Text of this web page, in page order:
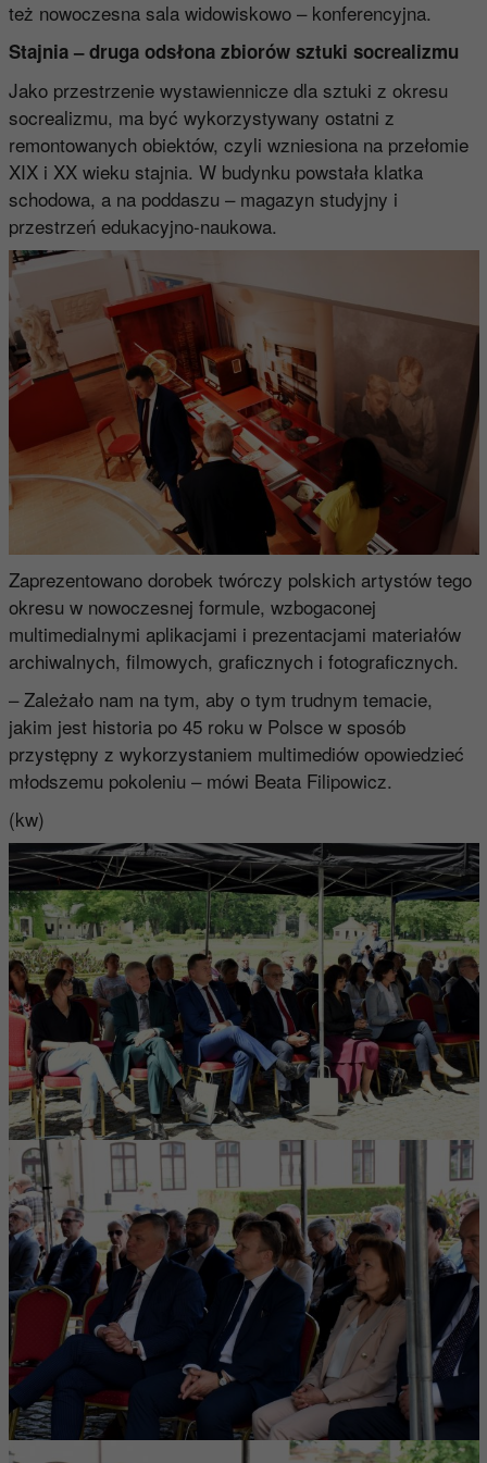
też nowoczesna sala widowiskowo – konferencyjna.
Stajnia – druga odsłona zbiorów sztuki socrealizmu
Jako przestrzenie wystawiennicze dla sztuki z okresu
socrealizmu, ma być wykorzystywany ostatni z
remontowanych obiektów, czyli wzniesiona na przełomie
XIX i XX wieku stajnia. W budynku powstała klatka
schodowa, a na poddaszu – magazyn studyjny i
przestrzeń edukacyjno-naukowa.
Zaprezentowano dorobek twórczy polskich artystów tego
okresu w nowoczesnej formule, wzbogaconej
multimedialnymi aplikacjami i prezentacjami materiałów
archiwalnych, filmowych, graficznych i fotograficznych.
– Zależało nam na tym, aby o tym trudnym temacie,
jakim jest historia po 45 roku w Polsce w sposób
przystępny z wykorzystaniem multimediów opowiedzieć
młodszemu pokoleniu – mówi Beata Filipowicz.
(kw)